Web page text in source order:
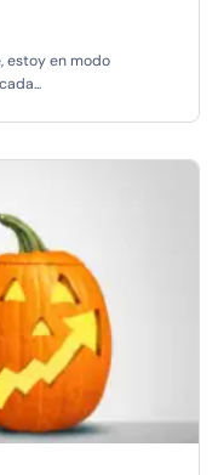
estoy en modo